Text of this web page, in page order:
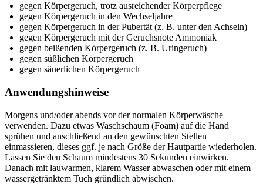
gegen Körpergeruch, trotz ausreichender Körperpflege
gegen Körpergeruch in den Wechseljahre
gegen Körpergeruch in der Pubertät (z. B. unter den Achseln)
gegen Körpergeruch mit der Geruchsnote Ammoniak
gegen beißenden Körpergeruch (z. B. Uringeruch)
gegen süßlichen Körpergeruch
gegen säuerlichen Körpergeruch
Anwendungshinweise
Morgens und/oder abends vor der normalen Körperwäsche
verwenden. Dazu etwas Waschschaum (Foam) auf die Hand
sprühen und anschließend an den gewünschten Stellen
einmassieren, dieses ggf. je nach Größe der Hautpartie wiederholen.
Lassen Sie den Schaum mindestens 30 Sekunden einwirken.
Danach mit lauwarmen, klarem Wasser abwaschen oder mit einem
wassergetränktem Tuch gründlich abwischen.